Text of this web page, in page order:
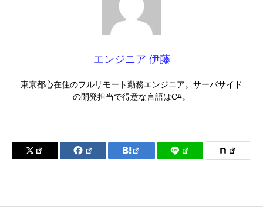
エンジニア 伊藤
東京都心在住のフルリモート勤務エンジニア。サーバサイド
の開発担当で得意な言語はC#。